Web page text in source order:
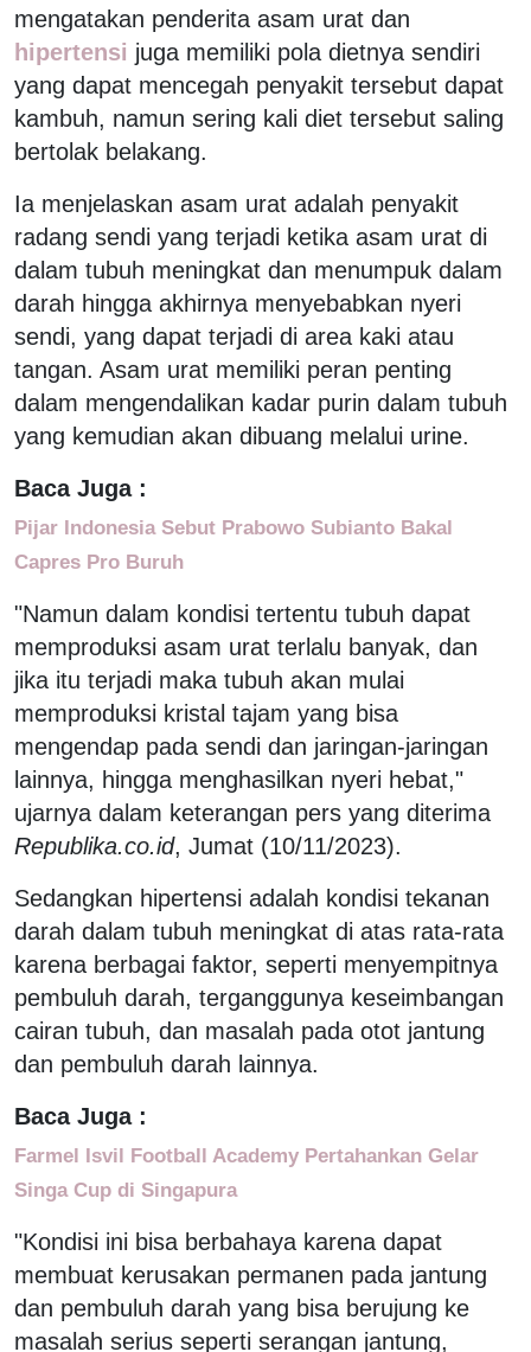
mengatakan penderita asam urat dan
hipertensi juga memiliki pola dietnya sendiri
yang dapat mencegah penyakit tersebut dapat
kambuh, namun sering kali diet tersebut saling
bertolak belakang.
Ia menjelaskan asam urat adalah penyakit
radang sendi yang terjadi ketika asam urat di
dalam tubuh meningkat dan menumpuk dalam
darah hingga akhirnya menyebabkan nyeri
sendi, yang dapat terjadi di area kaki atau
tangan. Asam urat memiliki peran penting
dalam mengendalikan kadar purin dalam tubuh
yang kemudian akan dibuang melalui urine.
Baca Juga :
Pijar Indonesia Sebut Prabowo Subianto Bakal
Capres Pro Buruh
"Namun dalam kondisi tertentu tubuh dapat
memproduksi asam urat terlalu banyak, dan
jika itu terjadi maka tubuh akan mulai
memproduksi kristal tajam yang bisa
mengendap pada sendi dan jaringan-jaringan
lainnya, hingga menghasilkan nyeri hebat,"
ujarnya dalam keterangan pers yang diterima
Republika.co.id, Jumat (10/11/2023).
Sedangkan hipertensi adalah kondisi tekanan
darah dalam tubuh meningkat di atas rata-rata
karena berbagai faktor, seperti menyempitnya
pembuluh darah, terganggunya keseimbangan
cairan tubuh, dan masalah pada otot jantung
dan pembuluh darah lainnya.
Baca Juga :
Farmel Isvil Football Academy Pertahankan Gelar
Singa Cup di Singapura
"Kondisi ini bisa berbahaya karena dapat
membuat kerusakan permanen pada jantung
dan pembuluh darah yang bisa berujung ke
masalah serius seperti serangan jantung,